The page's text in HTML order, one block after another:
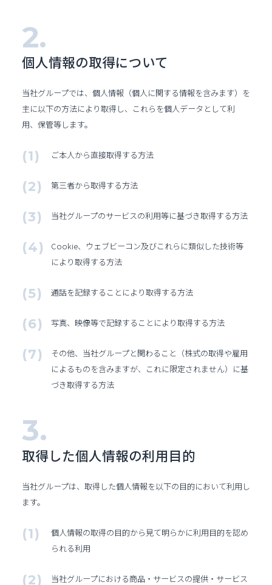
個人情報の取得について
当社グループでは、個人情報（個人に関する情報を含みます）を
主に以下の方法により取得し、これらを個人データとして利
用、保管等します。
ご本人から直接取得する方法
第三者から取得する方法
当社グループのサービスの利用等に基づき取得する方法
Cookie、ウェブビーコン及びこれらに類似した技術等
により取得する方法
通話を記録することにより取得する方法
写真、映像等で記録することにより取得する方法
その他、当社グループと関わること（株式の取得や雇用
によるものを含みますが、これに限定されません）に基
づき取得する方法
取得した個人情報の利用目的
当社グループは、取得した個人情報を以下の目的において利用し
ます。
個人情報の取得の目的から見て明らかに利用目的を認め
られる利用
当社グループにおける商品・サービスの提供・サービス